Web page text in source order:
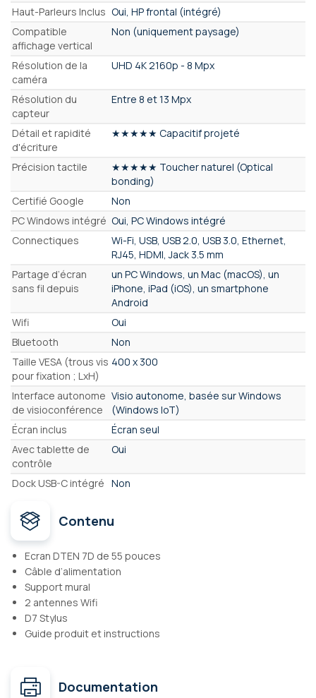
Haut-Parleurs Inclus Oui, HP frontal (intégré)
Compatible
affichage vertical
Non (uniquement paysage)
Résolution de la
caméra
UHD 4K 2160p - 8 Mpx
Résolution du
capteur
Entre 8 et 13 Mpx
Détail et rapidité
d'écriture
★★★★★ Capacitif projeté
Précision tactile
★★★★★ Toucher naturel (Optical
bonding)
Certifié Google
Non
PC Windows intégré Oui, PC Windows intégré
Connectiques
Wi-Fi, USB, USB 2.0, USB 3.0, Ethernet,
RJ45, HDMI, Jack 3.5 mm
Partage d’écran
sans fil depuis
un PC Windows, un Mac (macOS), un
iPhone, iPad (iOS), un smartphone
Android
Wifi
Oui
Bluetooth
Non
Taille VESA (trous vis
pour fixation ; LxH)
400 x 300
Interface autonome
de visioconférence
Visio autonome, basée sur Windows
(Windows IoT)
Écran inclus
Écran seul
Avec tablette de
contrôle
Oui
Dock USB-C intégré Non
Contenu
Ecran DTEN 7D de 55 pouces
Câble d’alimentation
Support mural
2 antennes Wifi
D7 Stylus
Guide produit et instructions
Documentation